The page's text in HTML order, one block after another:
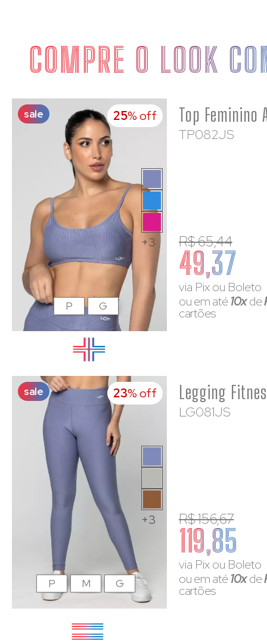
COMPRE O LOOK
sale 25% off
+3
TP082JS
R$ 65,44
49,37
via Pix ou Boleto
ou em até10xde
cartões
P G
sale 23% off
+3
LG081JS
R$ 156,67
119,85
via Pix ou Boleto
ou em até10xde
cartões
P M G